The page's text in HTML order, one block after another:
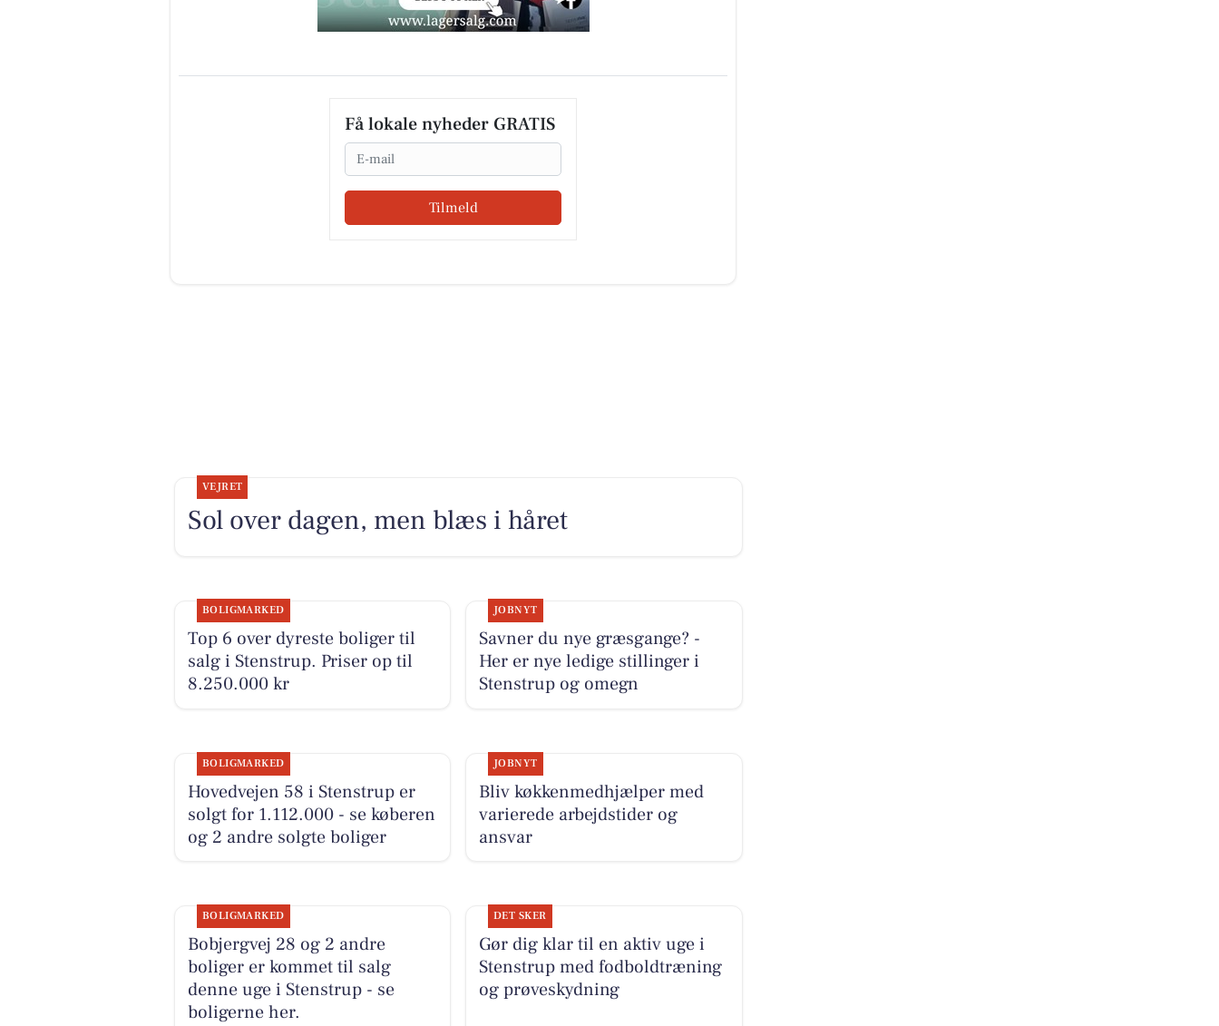
Få lokale nyheder GRATIS
Email
Tilmeld
VEJRET
Sol over dagen, men blæs i håret
BOLIGMARKED
Top 6 over dyreste boliger til
salg i Stenstrup. Priser op til
8.250.000 kr
JOBNYT
Savner du nye græsgange? -
Her er nye ledige stillinger i
Stenstrup og omegn
BOLIGMARKED
Hovedvejen 58 i Stenstrup er
solgt for 1.112.000 - se køberen
og 2 andre solgte boliger
JOBNYT
Bliv køkkenmedhjælper med
varierede arbejdstider og
ansvar
BOLIGMARKED
Bobjergvej 28 og 2 andre
boliger er kommet til salg
denne uge i Stenstrup - se
boligerne her.
DET SKER
Gør dig klar til en aktiv uge i
Stenstrup med fodboldtræning
og prøveskydning